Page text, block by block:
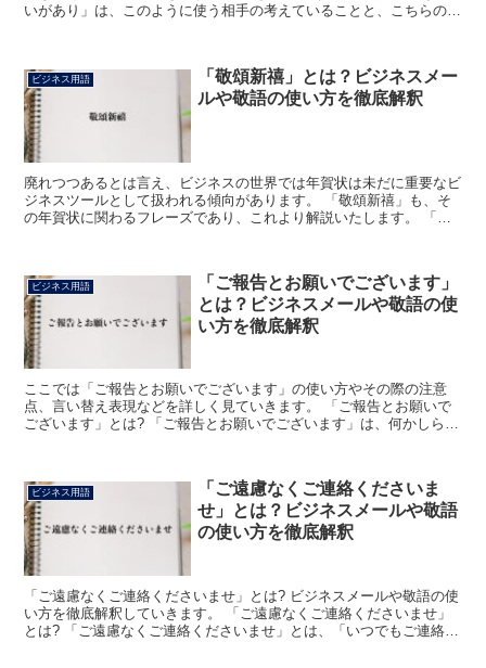
いがあり」は、このように使う相手の考えていることと、こちらの思
ビジネス用語
「敬頌新禧」とは？ビジネスメー
ルや敬語の使い方を徹底解釈
廃れつつあるとは言え、ビジネスの世界では年賀状は未だに重要なビ
ジネスツールとして扱われる傾向があります。 「敬頌新禧」も、そ
の年賀状に関わるフレーズであり、これより解説いたします。 「敬
ビジネス用語
「ご報告とお願いでございます」
とは？ビジネスメールや敬語の使
い方を徹底解釈
ここでは「ご報告とお願いでございます」の使い方やその際の注意
点、言い替え表現などを詳しく見ていきます。 「ご報告とお願いで
ございます」とは? 「ご報告とお願いでございます」は、何かしらの
ビジネス用語
「ご遠慮なくご連絡くださいま
せ」とは？ビジネスメールや敬語
の使い方を徹底解釈
「ご遠慮なくご連絡くださいませ」とは? ビジネスメールや敬語の使
い方を徹底解釈していきます。 「ご遠慮なくご連絡くださいませ」
とは? 「ご遠慮なくご連絡くださいませ」とは、「いつでもご連絡を